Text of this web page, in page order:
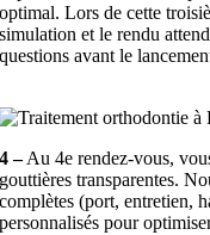
optimal. Lors de cette
simulation et le rendu
questions avant le
4 –Au 4e rendez-vous,
gouttières transparentes.
complètes (port, entretien,
personnalisés pour